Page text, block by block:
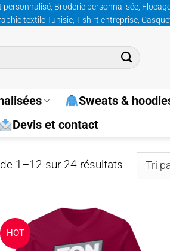
Broderie personnalisée,
textile Tunisie, T-shirt entreprise,
Sweats &
Devis et contact
1–12 sur 24 résultatsTrié
par
HOT
Ajouter